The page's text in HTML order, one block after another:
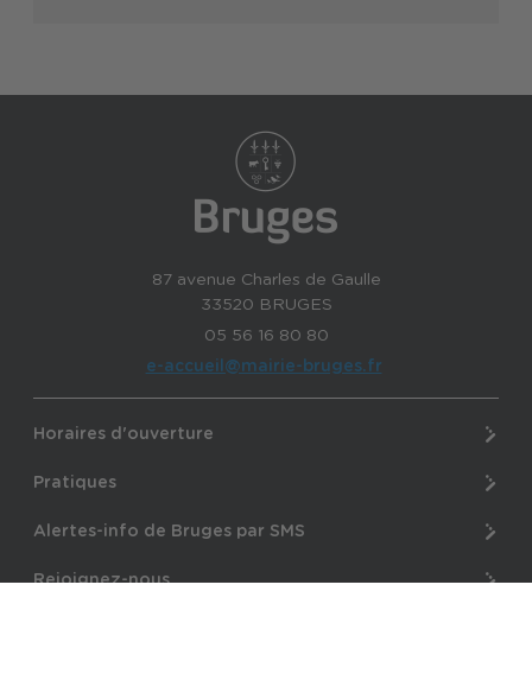
87 avenue Charles de Gaulle
33520 BRUGES
05 56 16 80 80
e-accueil@mairie-bruges.fr
Horaires d'ouverture
Pratiques
Alertes-info de Bruges par SMS
Rejoignez-nous